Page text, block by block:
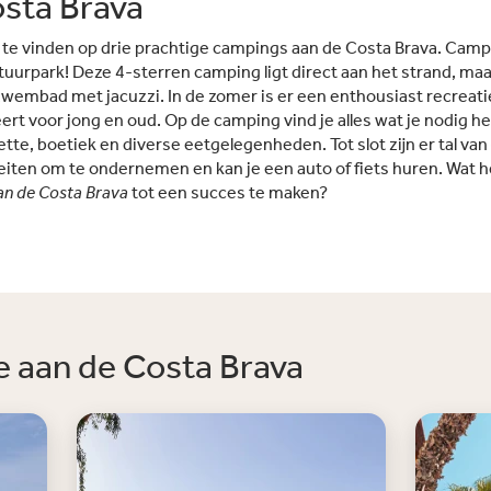
het
kajakken en Stand Up Paddle
sportprogramma: Het
animatieteam zorgt voor dagelijkse
activiteiten voor jong en oud, van
sporttoernooien tot livemuziek
poolparty's en thema-avonden.
Kinderen vermaken zich in de Mini
Club Almata met creatieve
met
een
plek
Ideale
4
vinden op drie prachtige campings aan de Costa Brava.
Deze 4-sterren camping ligt direct aan het strand,
met jacuzzi. In de zomer is er een enthousiast
voor jong en oud. Op de camping vind je alles wat je nodig
boetiek en diverse eetgelegenheden. Tot slot zijn er tal
om te ondernemen en kan je een auto of fiets huren. Wat
de Costa Brava tot een succes te maken?
de Costa Brava